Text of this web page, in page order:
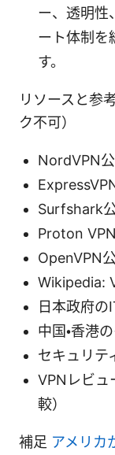
ー、透明性
ート体制を
す。
リソースと参
ク不可）
NordVPN
Surfshark
Proton
OpenVPN
Wikipedia:
日本政府の
中国・香港
セキュリテ
VPNレビュ
較）
補足 アメリカ